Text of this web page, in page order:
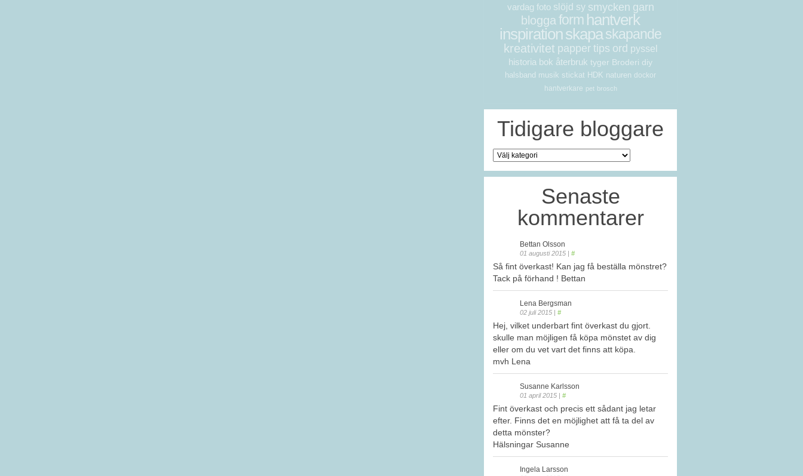
vardag foto slöjd sy smycken garn
blogga form hantverk
inspirationskapaskapande
kreativitet papper tips ord pyssel
historia bok återbruk tyger Broderi diy
halsband musik stickat HDK naturen dockor
hantverkare pet brosch
Tidigare bloggare
Tidigare
Senaste
kommentarer
Bettan Olsson
01 augusti 2015 | #
Så fint överkast! Kan jag få beställa mönstret?
Tack på förhand ! Bettan
Lena Bergsman
02 juli 2015 | #
Hej, vilket underbart fint överkast du gjort.
skulle man möjligen få köpa mönstet av dig
eller om du vet vart det finns att köpa.
mvh Lena
Susanne Karlsson
01 april 2015 | #
Fint överkast och precis ett sådant jag letar
efter. Finns det en möjlighet att få ta del av
detta mönster?
Hälsningar Susanne
Ingela Larsson